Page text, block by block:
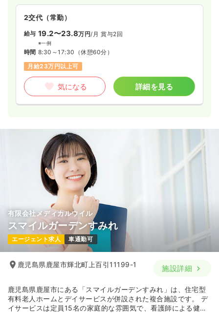
2交代（常勤）
給与 19.2〜23.8万円/月 賞与2回
※一例
時間 8:30～17:30 （休憩60分）
月給23万円以上可
気になる 詳細を見る
有限会社メディカルウイル
スマイルガーデンすみれ
エージェント求人 車通勤可
鹿児島県鹿屋市輝北町上百引11199-1 施設詳細
鹿児島県鹿屋市にある「スマイルガーデンすみれ」は、住宅型
有料老人ホームとデイサービスが併設された複合施設です。 デ
イサービスは定員15名の家庭的な雰囲気で、看護師による健康